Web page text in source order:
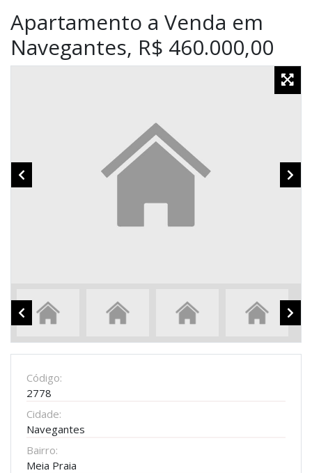
Apartamento a Venda em
Navegantes, R$ 460.000,00
Código:
2778
Cidade:
Navegantes
Bairro:
Meia Praia